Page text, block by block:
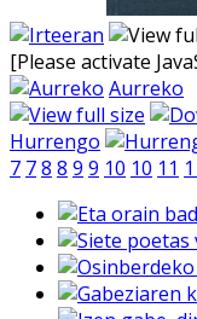
[Please activate
Aurreko
Hurrengo
7 78 8 9 9 10 10 11